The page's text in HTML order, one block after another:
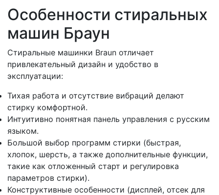
Особенности стиральных
машин Браун
Стиральные машинки Braun отличает
привлекательный дизайн и удобство в
эксплуатации:
Тихая работа и отсутствие вибраций делают
стирку комфортной.
Интуитивно понятная панель управления с русским
языком.
Большой выбор программ стирки (быстрая,
хлопок, шерсть, а также дополнительные функции,
такие как отложенный старт и регулировка
параметров стирки).
Конструктивные особенности (дисплей, отсек для